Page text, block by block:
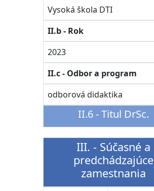
Vysoká škola DTI
II.b - Rok
2023
II.c - Odbor a program
odborová didaktika
II.6 - Titul DrSc.
III. - Súčasné a
predchádzajúce
zamestnania